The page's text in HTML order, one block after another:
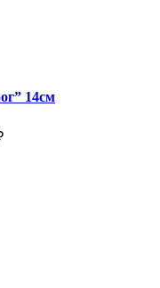
14см